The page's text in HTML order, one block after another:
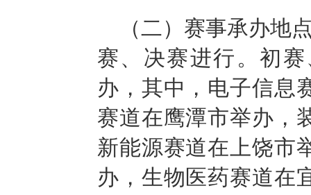
（二）赛事承办地
赛、决赛进行。初
办，其中，电子信息
赛道在鹰潭市举办，
新能源赛道在上饶市
办，生物医药赛道在